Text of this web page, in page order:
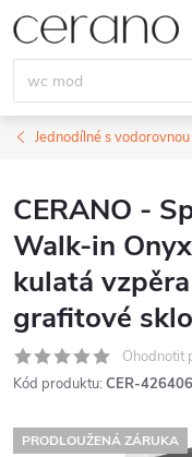
Přejít
na
obsah
Jednodílné s
CERANO -
Walk-in
kulatá
grafitové
Ohodnotit
Kód produktu: CER-426406
PRODLOUŽENÁ ZÁRUKA